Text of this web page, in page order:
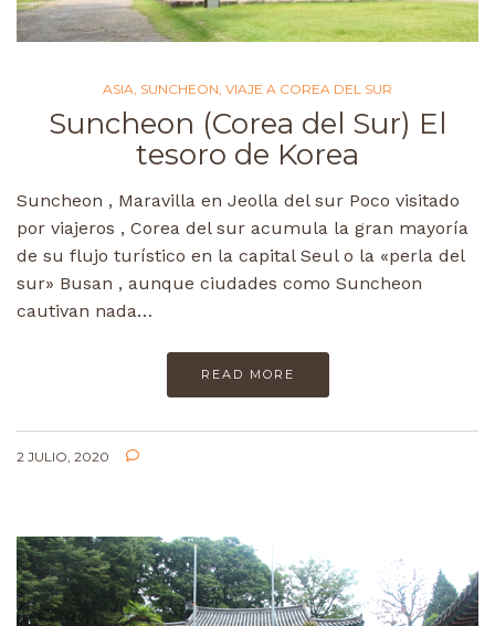
ASIA, SUNCHEON, VIAJE A COREA DEL SUR
Suncheon (Corea del Sur) El
tesoro de Korea
Suncheon , Maravilla en Jeolla del sur Poco visitado
por viajeros , Corea del sur acumula la gran mayoría
de su flujo turístico en la capital Seul o la «perla del
sur» Busan , aunque ciudades como Suncheon
cautivan nada…
READ MORE
2 JULIO, 2020